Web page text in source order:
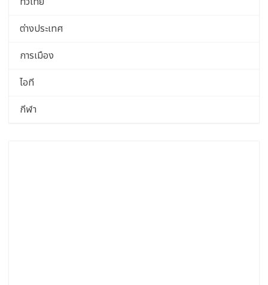
ต่างประเทศ
การเมือง
ไอที
กีฬา